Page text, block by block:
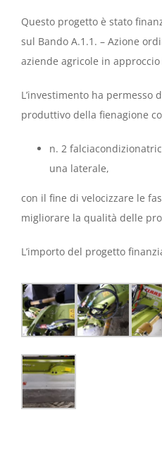
Questo progetto è stato
sul Bando A.1.1. – Azione
aziende agricole in
L’investimento ha permesso
produttivo della fienagione
n. 2
una laterale,
con il fine di velocizzare le
migliorare la qualità delle
L’importo del progetto